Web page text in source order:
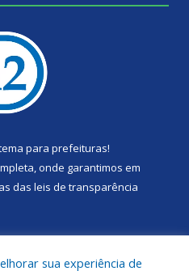
para prefeituras!
onde garantimos em
das leis de transparência
sua experiência de